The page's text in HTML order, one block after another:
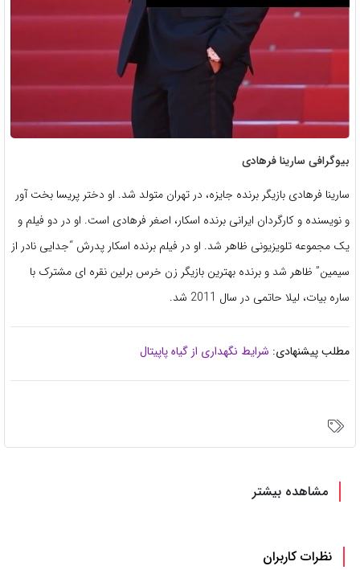
بیوگرافی سارینا فرهادی
سارینا فرهادی بازیگر برنده جایزه، در تهران متولد شد. او دختر پریسا بخت آور
و نویسنده و کارگردان ایرانی برنده اسکار، اصغر فرهادی است. او در دو فیلم و
یک مجموعه تلویزیونی ظاهر شد. او در فیلم برنده اسکار پدرش “جدایی نادر از
سیمین” ظاهر شد و برنده بهترین بازیگر زن خرس برلین نقره ای مشترک با
ساره بیات، لیلا حاتمی در سال 2011 شد.
مطلب پیشنهادی: شرایط نگهداری از گیاه پاپیتال
مشاهده بیشتر
نظرات کاربران